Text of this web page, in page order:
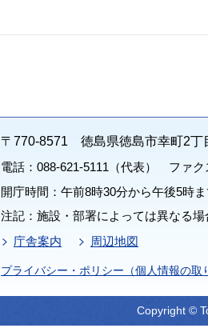
〒770-8571 徳島県徳島市幸町2丁
電話：088-621-5111（代表） ファク
開庁時間：午前8時30分から午後5時
注記：施設・部署によっては異なる
庁舎案内
周辺地図
プライバシー・ポリシー（個人情報の取
Copyright ©